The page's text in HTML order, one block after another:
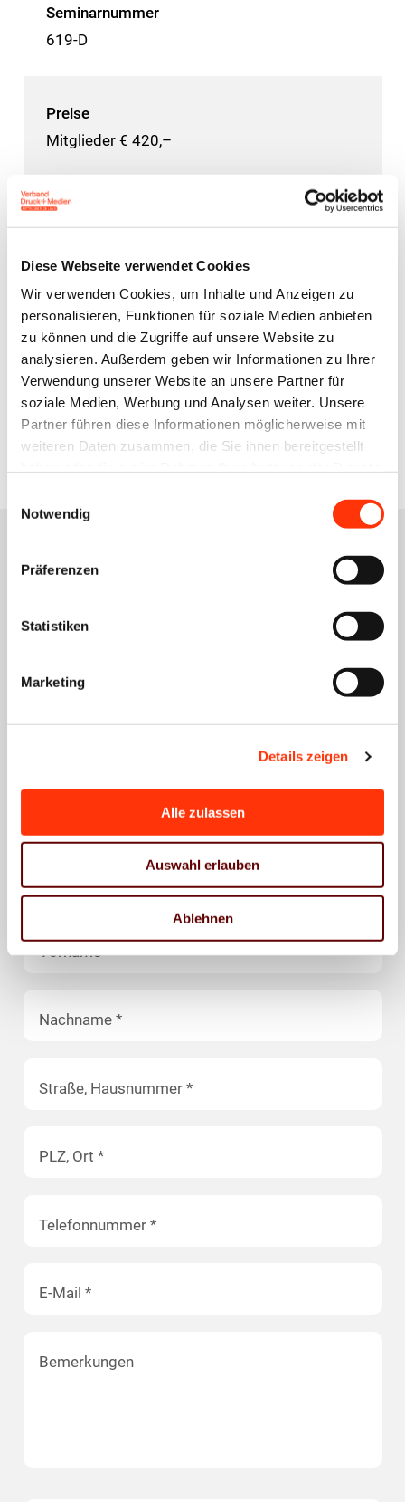
Diese Webseite verwendet Cookies
Wir verwenden Cookies, um Inhalte und Anzeigen zu
personalisieren, Funktionen für soziale Medien anbieten
zu können und die Zugriffe auf unsere Website zu
analysieren. Außerdem geben wir Informationen zu Ihrer
Verwendung unserer Website an unsere Partner für
soziale Medien, Werbung und Analysen weiter. Unsere
Partner führen diese Informationen möglicherweise mit
weiteren Daten zusammen, die Sie ihnen bereitgestellt
Notwendig
Präferenzen
Statistiken
Marketing
Details zeigen
Alle zulassen
Auswahl erlauben
Ablehnen
Seminarnummer
619-D
Preise
Mitglieder € 420,–
Preise zzgl. MwSt.
Interessiert an einer Mitgliedschaft?
Gerne informieren wir Sie zu den Details einer
Mitgliedschaft.
Mitglied werden
Ihr Ansprechpartner
Kerstin Niedermayer
Veranstaltungsmanagement
k.niedermayer@vdmb.de
089 33036 201
Seminar buchen
Firma *
Vorname *
Nachname *
Straße, Hausnummer *
PLZ, Ort *
Telefonnummer *
E-Mail *
Bemerkungen